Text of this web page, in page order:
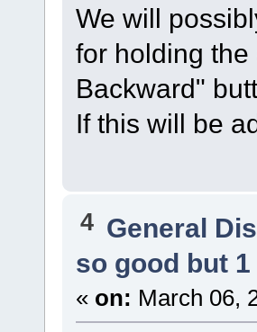
We will
for holding
Backward"
If this will be
4 General
so good but
« on: March 06,